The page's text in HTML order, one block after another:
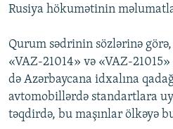
Rusiya hökumətinin
Qurum sədrinin sözlərinə
«VAZ-21014» və «VAZ-
də Azərbaycana idxalına
avtomobillərdə standartlara
təqdirdə, bu maşınlar ölkəyə